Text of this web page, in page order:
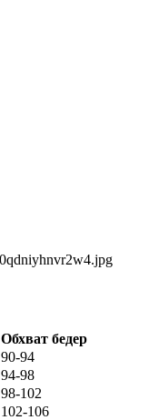
Обхват бедер
90-94
94-98
98-102
102-106